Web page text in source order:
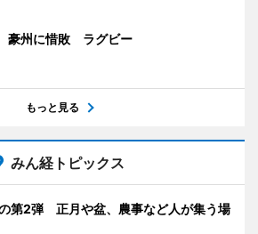
豪州に惜敗 ラグビー
もっと見る
みん経トピックス
の第2弾 正月や盆、農事など人が集う場